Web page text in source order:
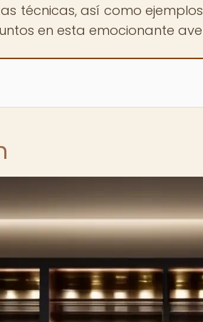
técnicas, así como
en esta emocionante